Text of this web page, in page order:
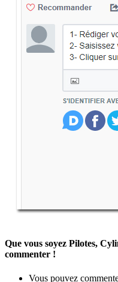
Que vous soyez Pilotes,
commenter !
Vous pouvez